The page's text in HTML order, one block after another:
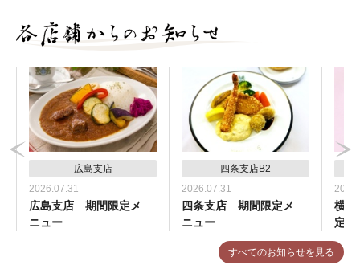
すべてのお知らせを見る
広島支店
2026.07.31
広島支店 期間限定メ
ニュー
四条支店B2
2026.07.31
四条支店 期間限定メ
ニュー
横
定メ